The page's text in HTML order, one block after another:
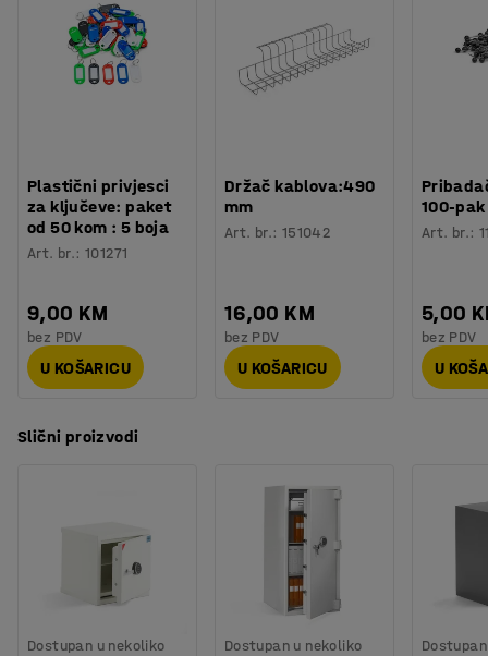
Odobreno od strane FG-a i testirano od strane SSF
Stöldskyddsföreningen (Švedsko udruženje za
sprječavanje krađe).
Broj za boju: RAL 9002
Materijal: Metal
Broj polica: 1
Montaža: Dolazi sastavljeno
Testirano: FG approved, SSF 3492
Plastični privjesci
za ključeve: paket
od 50 kom : 5 boja
Art. br.:101271
9,00 KM
bez PDV
U KOŠARICU
Držač kablova:490
mm
Art. br.: 151042
16,00 KM
bez PDV
U KOŠARICU
100-pak
Art. br.:
5,00
bez PDV
U
Slični proizvodi
Dostupan u nekoliko
Dostupan u nekoliko